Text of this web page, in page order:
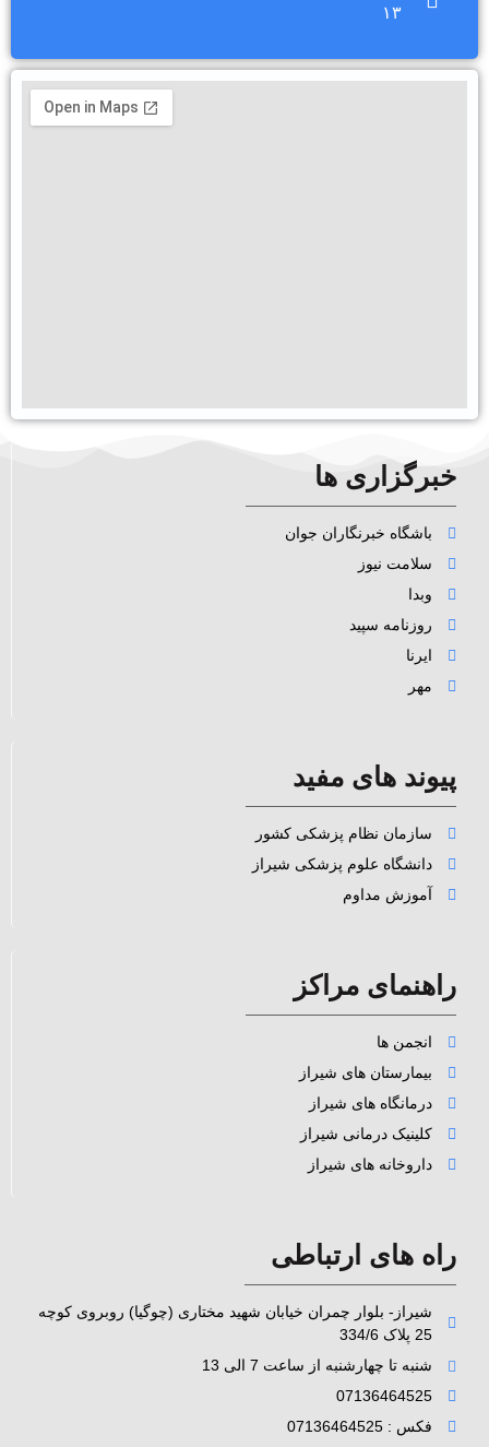
۱۳
خبرگزاری ها
باشگاه خبرنگاران جوان
سلامت نیوز
وبدا
روزنامه سپید
ایرنا
مهر
پیوند های مفید
سازمان نظام پزشکی کشور
دانشگاه علوم پزشکی شیراز
آموزش مداوم
راهنمای مراکز
انجمن ها
بیمارستان های شیراز
درمانگاه های شیراز
کلینیک درمانی شیراز
داروخانه های شیراز
راه های ارتباطی
شیراز- بلوار چمران خیابان شهید مختاری (چوگیا) روبروی کوچه
25 پلاک 334/6
شنبه تا چهارشنبه از ساعت 7 الی 13
07136464525
فکس : 07136464525